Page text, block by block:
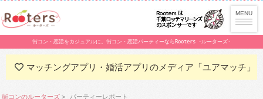
街コン・恋活をカジュアルに。街コン・恋活パーティーならRooters -ルーターズ-
マッチングアプリ・婚活アプリのメディア「ユアマッチ」
街コンのルーターズ パーティーレポート